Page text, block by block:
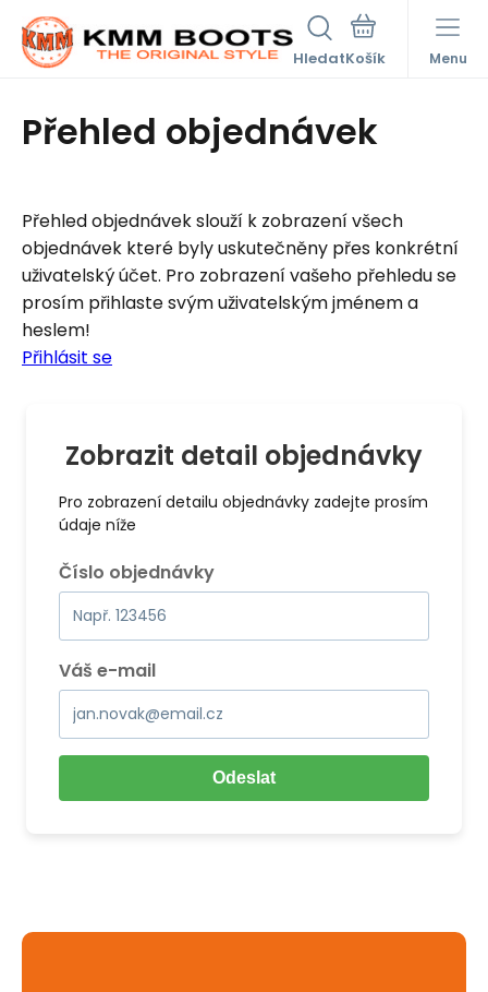
Hledat Menu
Přehled objednávek
Přehled objednávek slouží k zobrazení všech
objednávek které byly uskutečněny přes konkrétní
uživatelský účet. Pro zobrazení vašeho přehledu se
prosím přihlaste svým uživatelským jménem a
heslem!
Přihlásit se
Zobrazit detail objednávky
Pro zobrazení detailu objednávky zadejte prosím
údaje níže
Číslo objednávky
Váš e-mail
Odeslat